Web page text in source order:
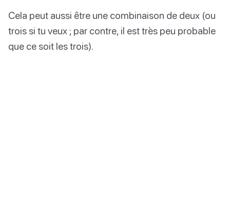
Cela peut aussi être une combinaison de deux (ou
trois si tu veux ; par contre, il est très peu probable
que ce soit les trois).